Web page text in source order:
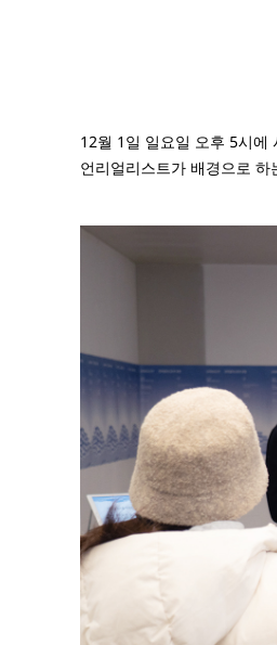
12월 1일 일요일 오후 5시에
언리얼리스트가 배경으로